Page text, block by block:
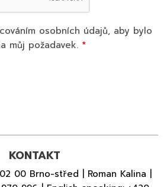
osobních údajů, aby bylo
můj požadavek.
KONTAKT
00 Brno-střed | Roman Kalina |